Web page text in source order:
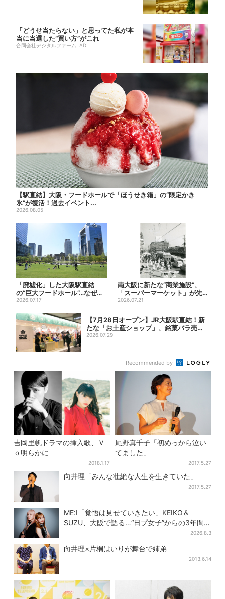
「どうせ当たらない」と思ってた私が本
当に当選した“買い方”がこれ
合同会社デジタルファーム AD
【駅直結】大阪・フードホールで「ほうせき箱」の“限定かき
氷”が復活！過去イベント...
2026.08.05
「廃墟化」した大阪駅直結
の“巨大フードホール”…なぜ？
実は、梅田ランチ＆カフェ...
2026.07.17
南大阪に新たな“商業施設”、
「スーパーマーケット」が先
行オープン！駅直結＆21時...
2026.07.21
【7月28日オープン】JR大阪駅直結！新
たな「お土産ショップ」、銘菓バラ売り
で地...
2026.07.29
Recommended by
吉岡里帆ドラマの挿入歌、Ｖ
ｏ明らかに
2018.1.17
尾野真千子「初めっから泣い
てました」
2017.5.27
向井理「みんな壮絶な人生を生きていた」
2017.5.27
ME:I「覚悟は見せていきたい」KEIKO＆
SUZU、大阪で語る…“日プ女子”からの3年間
2026.8.3
向井理×片桐はいりが舞台で姉弟
2013.6.14